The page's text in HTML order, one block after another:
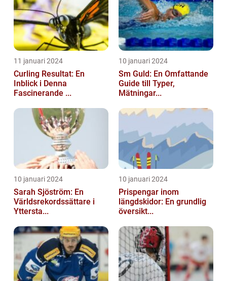
11 januari 2024
Curling Resultat: En
Inblick i Denna
Fascinerande ...
10 januari 2024
Sm Guld: En Omfattande
Guide till Typer,
Mätningar...
10 januari 2024
Sarah Sjöström: En
Världsrekordssättare i
Yttersta...
10 januari 2024
Prispengar inom
längdskidor: En grundlig
översikt...